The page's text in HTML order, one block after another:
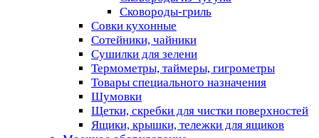
Сковороды-гриль
Совки кухонные
Сотейники, чайники
Сушилки для зелени
Термометры, таймеры, гигрометры
Товары специального назначения
Шумовки
Щетки, скребки для чистки поверхностей
Ящики, крышки, тележки для ящиков